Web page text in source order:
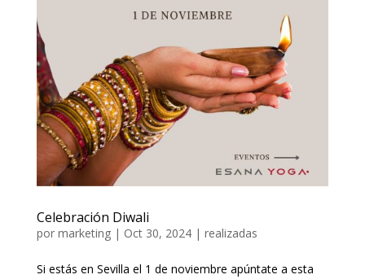
Celebración Diwali
por marketing| Oct 30, 2024| realizadas
Si estás en Sevilla el 1 de noviembre apúntate a esta